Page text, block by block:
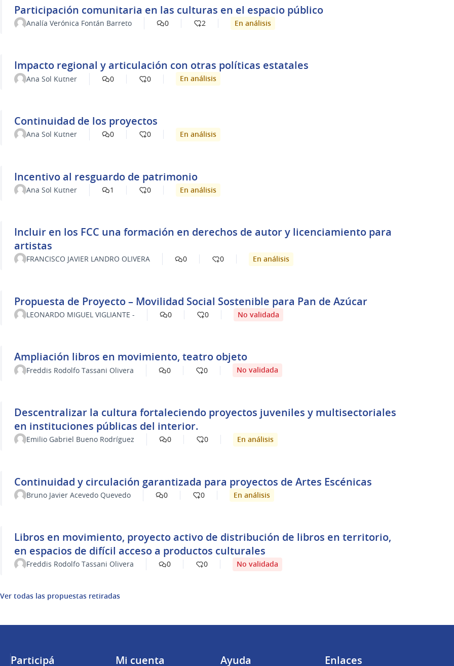
Participación comunitaria en las culturas en el espacio público
Analía Verónica Fontán Barreto 0 2 En análisis
Impacto regional y articulación con otras políticas estatales
Ana Sol Kutner 0 0 En análisis
Continuidad de los proyectos
Ana Sol Kutner 0 0 En análisis
Incentivo al resguardo de patrimonio
Ana Sol Kutner 1 0 En análisis
Incluir en los FCC una formación en derechos de autor y licenciamiento para
artistas
FRANCISCO JAVIER LANDRO OLIVERA 0 0 En análisis
Propuesta de Proyecto – Movilidad Social Sostenible para Pan de Azúcar
LEONARDO MIGUEL VIGLIANTE - 0 0 No validada
Ampliación libros en movimiento, teatro objeto
Freddis Rodolfo Tassani Olivera 0 0 No validada
Descentralizar la cultura fortaleciendo proyectos juveniles y multisectoriales
en instituciones públicas del interior.
Emilio Gabriel Bueno Rodríguez 0 0 En análisis
Continuidad y circulación garantizada para proyectos de Artes Escénicas
Bruno Javier Acevedo Quevedo 0 0 En análisis
Libros en movimiento, proyecto activo de distribución de libros en territorio,
en espacios de difícil acceso a productos culturales
Freddis Rodolfo Tassani Olivera 0 0 No validada
Ver todas las propuestas retiradas
Participá Mi cuenta Ayuda Enlaces